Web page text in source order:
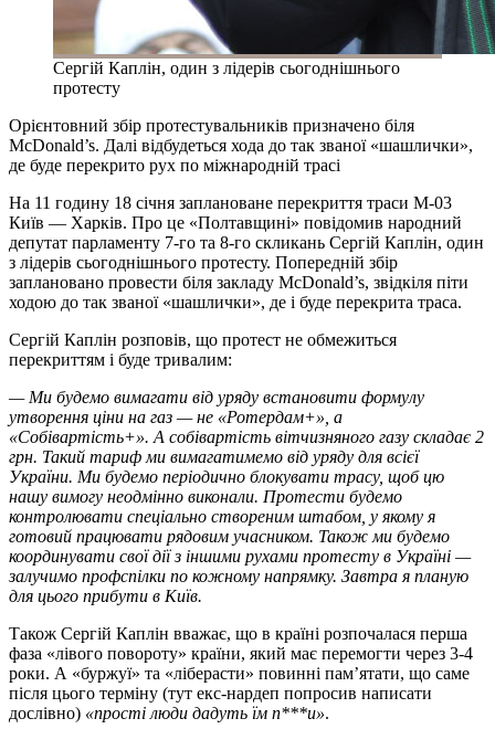
Сергій Каплін, один з лідерів сьогоднішнього
протесту
Орієнтовний збір протестувальників призначено біля
McDonald’s. Далі відбудеться хода до так званої «шашлички»,
де буде перекрито рух по міжнародній трасі
На 11 годину 18 січня заплановане перекриття траси М-03
Київ — Харків. Про це «Полтавщині» повідомив народний
депутат парламенту 7-го та 8-го скликань Сергій Каплін, один
з лідерів сьогоднішнього протесту. Попередній збір
заплановано провести біля закладу McDonald’s, звідкіля піти
ходою до так званої «шашлички», де і буде перекрита траса.
Сергій Каплін розповів, що протест не обмежиться
перекриттям і буде тривалим:
— Ми будемо вимагати від уряду встановити формулу
утворення ціни на газ — не «Ротердам+», а
«Собівартість+». А собівартість вітчизняного газу складає 2
грн. Такий тариф ми вимагатимемо від уряду для всієї
України. Ми будемо періодично блокувати трасу, щоб цю
нашу вимогу неодмінно виконали. Протести будемо
контролювати спеціально створеним штабом, у якому я
готовий працювати рядовим учасником. Також ми будемо
координувати свої дії з іншими рухами протесту в Україні —
залучимо профспілки по кожному напрямку. Завтра я планую
для цього прибути в Київ.
Також Сергій Каплін вважає, що в країні розпочалася перша
фаза «лівого повороту» країни, який має перемогти через 3-4
роки. А «буржуї» та «ліберасти» повинні пам’ятати, що саме
після цього терміну (тут екс-нардеп попросив написати
дослівно) «прості люди дадуть їм п***и».